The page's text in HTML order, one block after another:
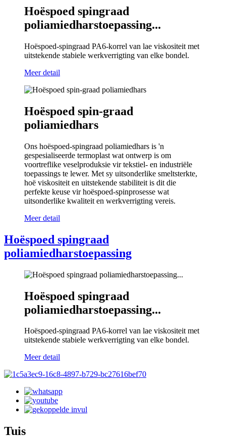
Hoëspoed spingraad
poliamiedharstoepassing...
Hoëspoed-spingraad PA6-korrel van lae viskositeit met
uitstekende stabiele werkverrigting van elke bondel.
Meer detail
Hoëspoed spin-graad
poliamiedhars
Ons hoëspoed-spingraad poliamiedhars is 'n
gespesialiseerde termoplast wat ontwerp is om
voortreflike veselproduksie vir tekstiel- en industriële
toepassings te lewer. Met sy uitsonderlike smeltsterkte,
hoë viskositeit en uitstekende stabiliteit is dit die
perfekte keuse vir hoëspoed-spinprosesse wat
uitsonderlike kwaliteit en werkverrigting vereis.
Meer detail
Hoëspoed spingraad
poliamiedharstoepassing
Hoëspoed spingraad
poliamiedharstoepassing...
Hoëspoed-spingraad PA6-korrel van lae viskositeit met
uitstekende stabiele werkverrigting van elke bondel.
Meer detail
Tuis